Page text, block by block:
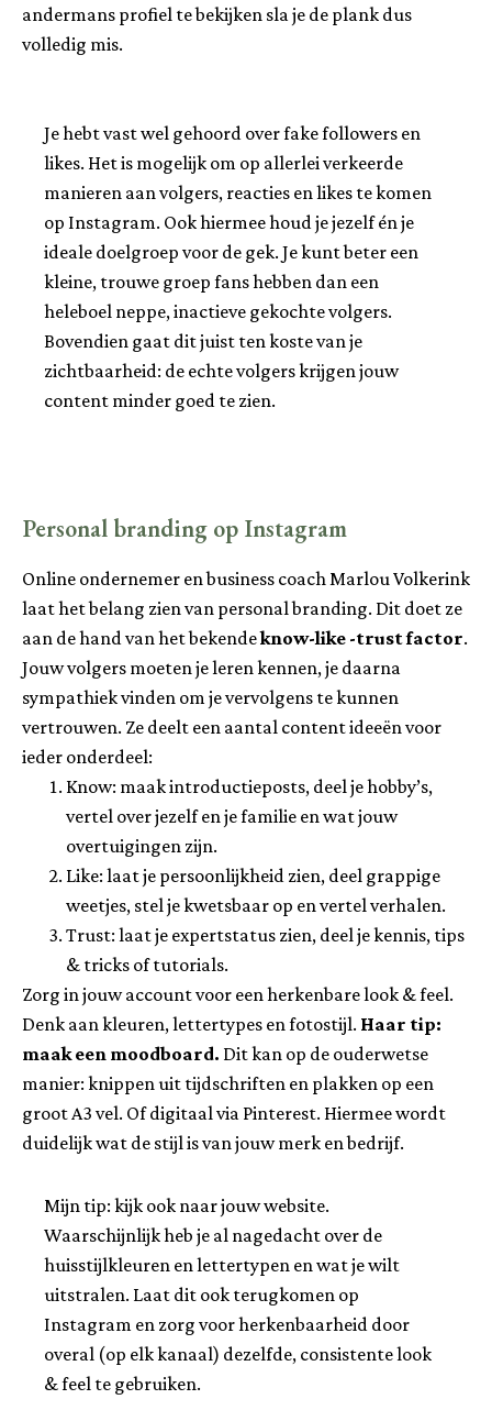
andermans profiel te bekijken sla je de plank dus
volledig mis.
Je hebt vast wel gehoord over fake followers en
likes. Het is mogelijk om op allerlei verkeerde
manieren aan volgers, reacties en likes te komen
op Instagram. Ook hiermee houd je jezelf én je
ideale doelgroep voor de gek. Je kunt beter een
kleine, trouwe groep fans hebben dan een
heleboel neppe, inactieve gekochte volgers.
Bovendien gaat dit juist ten koste van je
zichtbaarheid: de echte volgers krijgen jouw
content minder goed te zien.
Personal branding op Instagram
Online ondernemer en business coach Marlou Volkerink
laat het belang zien van personal branding. Dit doet ze
aan de hand van het bekendeknow-like -trust factor.
Jouw volgers moeten je leren kennen, je daarna
sympathiek vinden om je vervolgens te kunnen
vertrouwen. Ze deelt een aantal content ideeën voor
ieder onderdeel:
Know: maak introductieposts, deel je hobby’s,
vertel over jezelf en je familie en wat jouw
overtuigingen zijn.
Like: laat je persoonlijkheid zien, deel grappige
weetjes, stel je kwetsbaar op en vertel verhalen.
Trust: laat je expertstatus zien, deel je kennis, tips
& tricks of tutorials.
Zorg in jouw account voor een herkenbare look & feel.
Denk aan kleuren, lettertypes en fotostijl. Haar tip:
maak een moodboard. Dit kan op de ouderwetse
manier: knippen uit tijdschriften en plakken op een
groot A3 vel. Of digitaal via Pinterest. Hiermee wordt
duidelijk wat de stijl is van jouw merk en bedrijf.
Mijn tip: kijk ook naar jouw website.
Waarschijnlijk heb je al nagedacht over de
huisstijlkleuren en lettertypen en wat je wilt
uitstralen. Laat dit ook terugkomen op
Instagram en zorg voor herkenbaarheid door
overal (op elk kanaal) dezelfde, consistente look
& feel te gebruiken.